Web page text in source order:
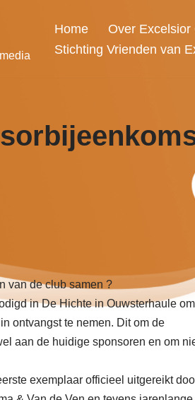
Home Over
Stichting Vrienden van
van de club samen ?
in De Hichte in Ouwsterhaule
ontvangst te nemen. Dit om de
aan de huidige sponsoren en om
exemplaar officieel uitgereikt